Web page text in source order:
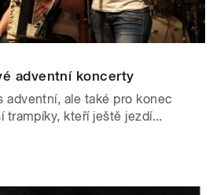
adventní koncerty
adventní, ale také pro konec
trampíky, kteří ještě jezdí...